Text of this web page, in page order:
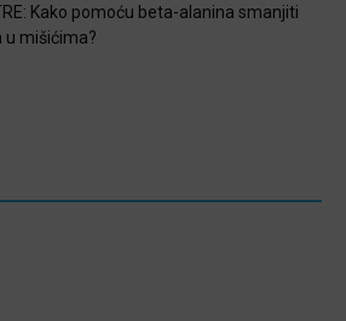
Kako pomoću beta-alanina smanjiti
u mišićima?